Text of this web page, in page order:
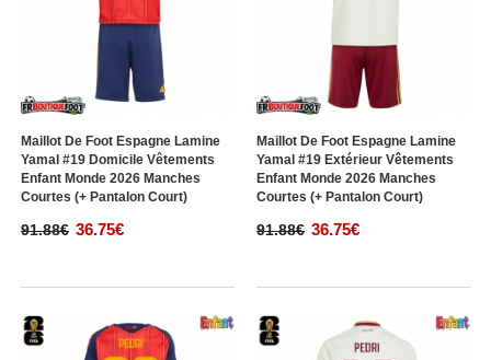
Maillot De Foot Espagne Lamine
Yamal #19 Domicile Vêtements
Enfant Monde 2026 Manches
Courtes (+ Pantalon Court)
91.88€ 36.75€
Maillot De Foot Espagne Lamine
Yamal #19 Extérieur Vêtements
Enfant Monde 2026 Manches
Courtes (+ Pantalon Court)
91.88€ 36.75€